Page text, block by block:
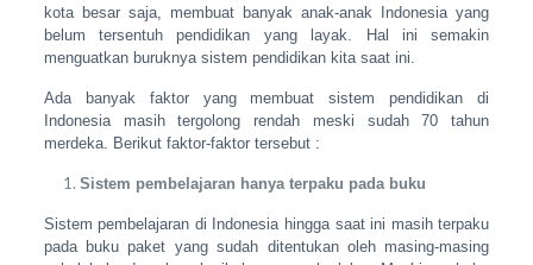
kota besar saja, membuat banyak anak-anak Indonesia yang
belum tersentuh pendidikan yang layak. Hal ini semakin
menguatkan buruknya sistem pendidikan kita saat ini.
Ada banyak faktor yang membuat sistem pendidikan di
Indonesia masih tergolong rendah meski sudah 70 tahun
merdeka. Berikut faktor-faktor tersebut :
Sistem pembelajaran hanya terpaku pada buku
Sistem pembelajaran di Indonesia hingga saat ini masih terpaku
pada buku paket yang sudah ditentukan oleh masing-masing